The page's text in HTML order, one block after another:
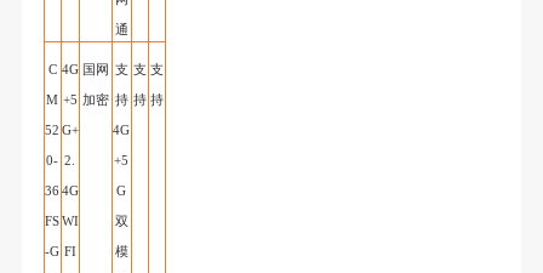
通
C
M
52
0-
36
FS
-G
4G
+5
G+
2.
4G
WI
FI
国网
加密
支
持
4G
+5
G
双
模
支
持
支
持